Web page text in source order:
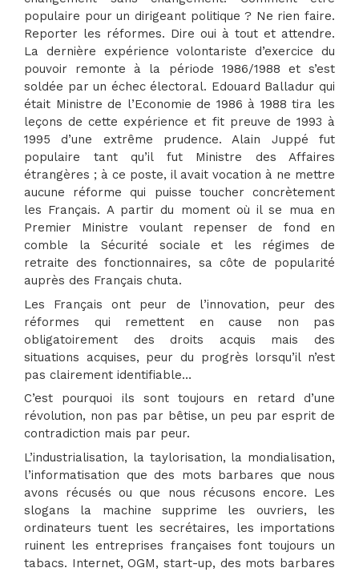
populaire pour un dirigeant politique ? Ne rien faire.
Reporter les réformes. Dire oui à tout et attendre.
La dernière expérience volontariste d’exercice du
pouvoir remonte à la période 1986/1988 et s’est
soldée par un échec électoral. Edouard Balladur qui
était Ministre de l’Economie de 1986 à 1988 tira les
leçons de cette expérience et fit preuve de 1993 à
1995 d’une extrême prudence. Alain Juppé fut
populaire tant qu’il fut Ministre des Affaires
étrangères ; à ce poste, il avait vocation à ne mettre
aucune réforme qui puisse toucher concrètement
les Français. A partir du moment où il se mua en
Premier Ministre voulant repenser de fond en
comble la Sécurité sociale et les régimes de
retraite des fonctionnaires, sa côte de popularité
auprès des Français chuta.
Les Français ont peur de l’innovation, peur des
réformes qui remettent en cause non pas
obligatoirement des droits acquis mais des
situations acquises, peur du progrès lorsqu’il n’est
pas clairement identifiable…
C’est pourquoi ils sont toujours en retard d’une
révolution, non pas par bêtise, un peu par esprit de
contradiction mais par peur.
L’industrialisation, la taylorisation, la mondialisation,
l’informatisation que des mots barbares que nous
avons récusés ou que nous récusons encore. Les
slogans la machine supprime les ouvriers, les
ordinateurs tuent les secrétaires, les importations
ruinent les entreprises françaises font toujours un
tabacs. Internet, OGM, start-up, des mots barbares